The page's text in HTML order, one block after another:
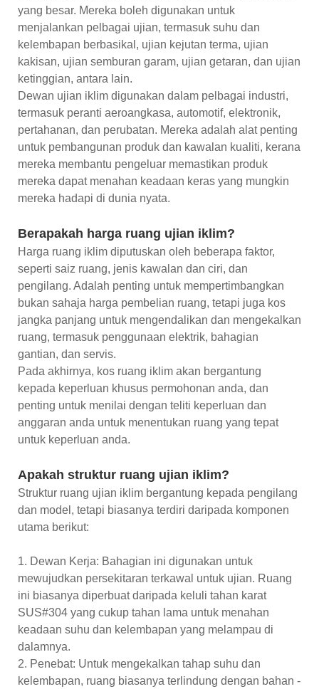
yang besar. Mereka boleh digunakan untuk
menjalankan pelbagai ujian, termasuk suhu dan
kelembapan berbasikal, ujian kejutan terma, ujian
kakisan, ujian semburan garam, ujian getaran, dan ujian
ketinggian, antara lain.
Dewan ujian iklim digunakan dalam pelbagai industri,
termasuk peranti aeroangkasa, automotif, elektronik,
pertahanan, dan perubatan. Mereka adalah alat penting
untuk pembangunan produk dan kawalan kualiti, kerana
mereka membantu pengeluar memastikan produk
mereka dapat menahan keadaan keras yang mungkin
mereka hadapi di dunia nyata.
Berapakah harga ruang ujian iklim?
Harga ruang iklim diputuskan oleh beberapa faktor,
seperti saiz ruang, jenis kawalan dan ciri, dan
pengilang. Adalah penting untuk mempertimbangkan
bukan sahaja harga pembelian ruang, tetapi juga kos
jangka panjang untuk mengendalikan dan mengekalkan
ruang, termasuk penggunaan elektrik, bahagian
gantian, dan servis.
Pada akhirnya, kos ruang iklim akan bergantung
kepada keperluan khusus permohonan anda, dan
penting untuk menilai dengan teliti keperluan dan
anggaran anda untuk menentukan ruang yang tepat
untuk keperluan anda.
Apakah struktur ruang ujian iklim?
Struktur ruang ujian iklim bergantung kepada pengilang
dan model, tetapi biasanya terdiri daripada komponen
utama berikut:
1. Dewan Kerja: Bahagian ini digunakan untuk
mewujudkan persekitaran terkawal untuk ujian. Ruang
ini biasanya diperbuat daripada keluli tahan karat
SUS#304 yang cukup tahan lama untuk menahan
keadaan suhu dan kelembapan yang melampau di
dalamnya.
2. Penebat: Untuk mengekalkan tahap suhu dan
kelembapan, ruang biasanya terlindung dengan bahan -